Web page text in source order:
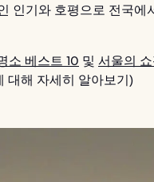
인기와 호평으로 전국에
소 베스트 10 및 서울의
대해 자세히 알아보기)